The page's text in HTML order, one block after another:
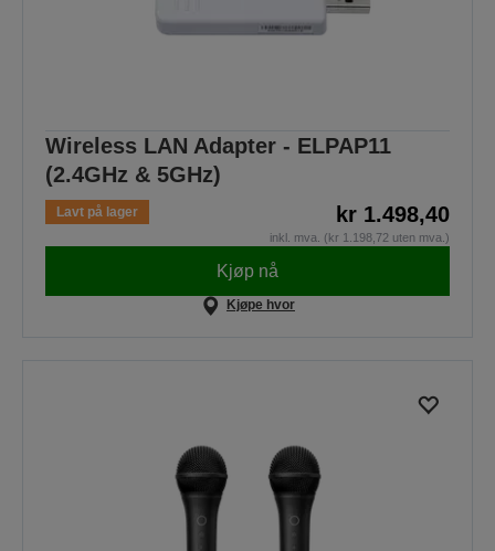
Wireless LAN Adapter - ELPAP11
(2.4GHz & 5GHz)
Lavt på lager kr 1.498,40
inkl. mva. (kr 1.198,72 uten mva.)
Kjøp nå
Kjøpe hvor